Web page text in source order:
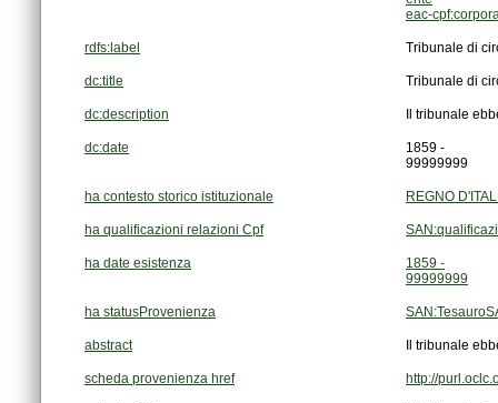
eac-
rdfs:label Tribunale di
dc:title Tribunale di
dc:description Il tribunale
dc:date
1859 -
99999999
ha contesto storico istituzionale REGNO
ha qualificazioni relazioni Cpf
ha date esistenza
1859 -
99999999
ha statusProvenienza
abstract Il tribunale
scheda provenienza href http://